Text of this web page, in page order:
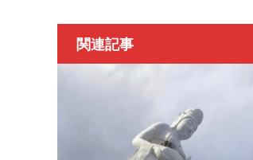
関連記事